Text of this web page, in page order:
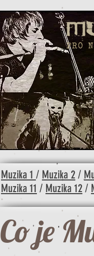
Muzika 1 / Muzika 2/
Muzika 11 / Muzika 12/
Co je